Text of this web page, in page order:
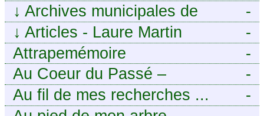
-
↓ Archives municipales de
Montpellier
-
↓ Articles - Laure Martin
-
Attrapemémoire
-
Au Coeur du Passé –
Généalogie Familiale
-
Au fil de mes recherches ...